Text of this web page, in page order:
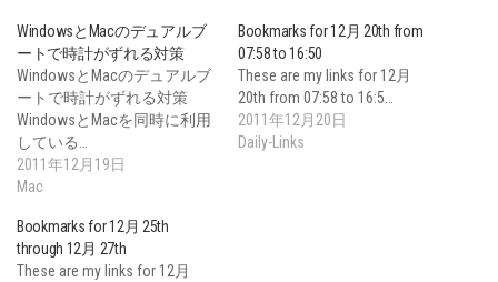
WindowsとMacのデュアルブ
ートで時計がずれる対策
WindowsとMacのデュアルブ
ートで時計がずれる対策
WindowsとMacを同時に利用
している…
2011年12月19日
Mac
Bookmarks for 12月 20th from
07:58 to 16:50
These are my links for 12月
20th from 07:58 to 16:5…
2011年12月20日
Daily-Links
Bookmarks for 12月 25th
through 12月 27th
These are my links for 12月